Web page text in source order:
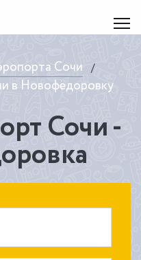
Сочи /
в Новофёдоровку
Сочи -